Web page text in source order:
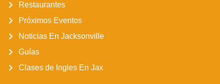
Restaurantes
Próximos Eventos
Noticias En Jacksonville
Guías
Clases de Ingles En Jax